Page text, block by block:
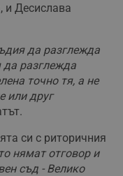
и Десислава
да разглежда
да разглежда
точно тя, а не
или друг
си с риторичния
нямат отговор и
съд - Велико